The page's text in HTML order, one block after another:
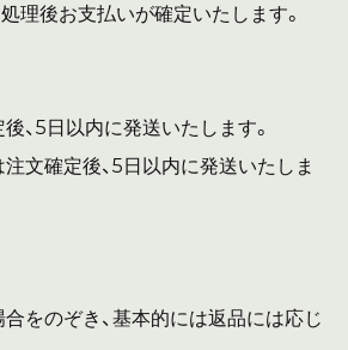
理後お支払いが確定いたします。
、5日以内に発送いたします。
文確定後、5日以内に発送いたしま
をのぞき、基本的には返品には応じ